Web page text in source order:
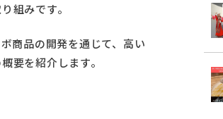
組みです。
商品の開発を通じて、高い
要を紹介します。